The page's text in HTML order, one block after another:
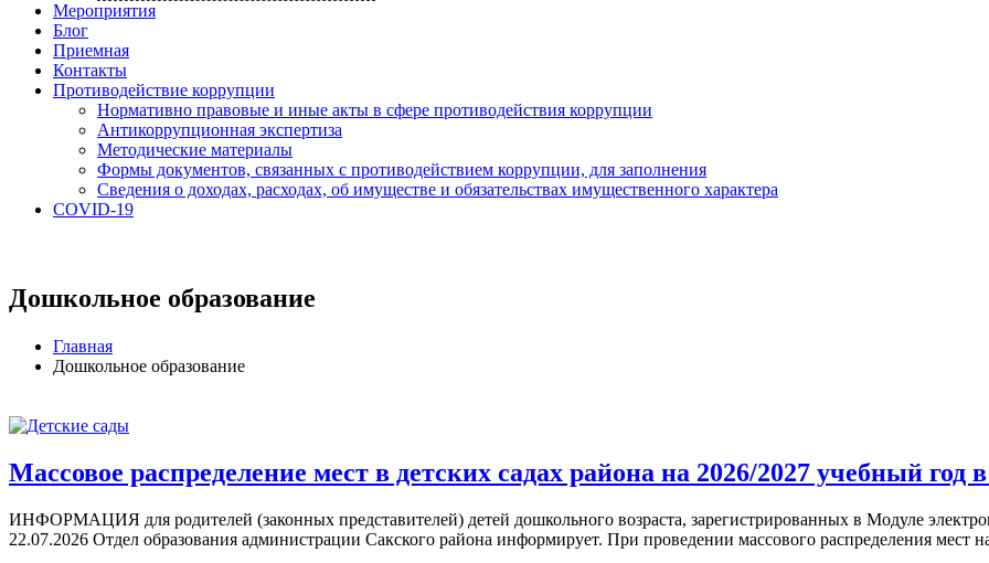
Мероприятия
Блог
Приемная
Контакты
Противодействие коррупции
Нормативно правовые и иные акты в сфере противодействия коррупции
Антикоррупционная экспертиза
Методические материалы
Формы документов, связанных с противодействием коррупции, для заполнения
Сведения о доходах, расходах, об имуществе и обязательствах имущественного характера
COVID-19
Дошкольное образование
Главная
Дошкольное образование
Массовое распределение мест в детских садах района на 2026/2027 учебный год
ИНФОРМАЦИЯ для родителей (законных представителей) детей дошкольного возраста, зарегистрированных в Модуле
22.07.2026 Отдел образования администрации Сакского района информирует. При проведении массового распределения мест